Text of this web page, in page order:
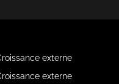
externe
externe